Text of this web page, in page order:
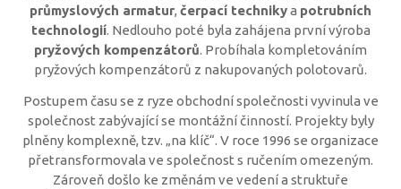
průmyslových armatur, čerpací technikya potrubních
technologií. Nedlouho poté byla zahájena první výroba
pryžových kompenzátorů. Probíhala kompletováním
pryžových kompenzátorů z nakupovaných polotovarů.
Postupem času se z ryze obchodní společnosti vyvinula ve
společnost zabývající se montážní činností. Projekty byly
plněny komplexně, tzv. „na klíč“. V roce 1996 se organizace
přetransformovala ve společnost s ručením omezeným.
Zároveň došlo ke změnám ve vedení a struktuře